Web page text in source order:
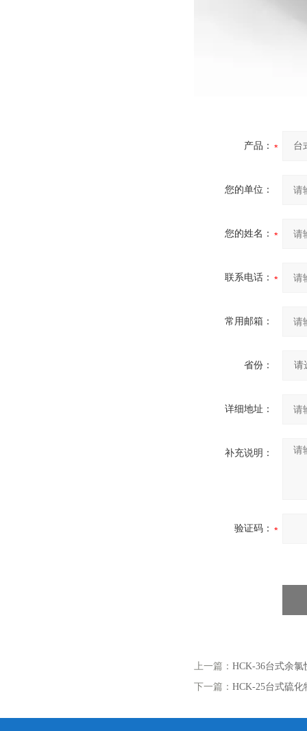
产品：
您的单位：
您的姓名：
联系电话：
常用邮箱：
省份：
详细地址：
补充说明：
验证码：
上一篇： HCK-36台式余氯
下一篇： HCK-25台式硫化